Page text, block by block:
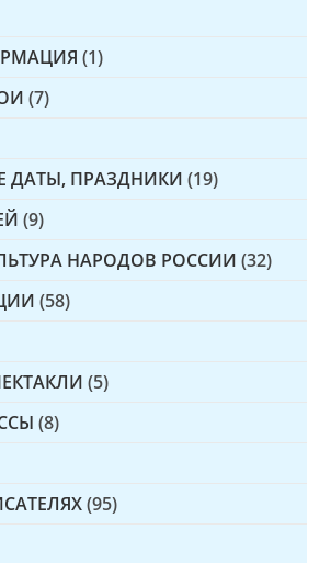
(1)
(7)
ДАТЫ, ПРАЗДНИКИ (19)
(9)
НАРОДОВ РОССИИ (32)
(58)
(5)
(8)
(95)